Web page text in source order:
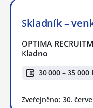
Skladník –
OPTIMA
Kladno
30 000 – 35 000
Zveřejněno: 30.